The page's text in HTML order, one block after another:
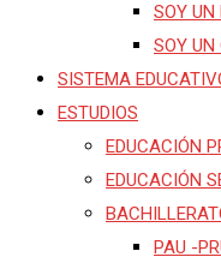
SOY UN
SOY UN
SISTEMA
ESTUDIOS
EDUCACIÓN
EDUCACIÓN
PAU -